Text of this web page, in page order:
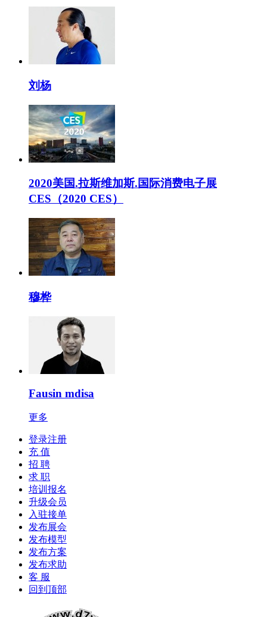
刘杨
2020美国.拉斯维加斯.国际消费电子展
CES（2020 CES）
穆桦
Fausin mdisa
更多
登录注册
充 值
招 聘
求 职
培训报名
升级会员
入驻接单
发布展会
发布模型
发布方案
发布求助
客 服
回到顶部